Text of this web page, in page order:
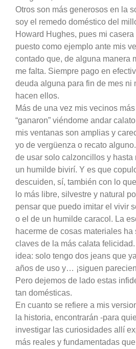
Otros son más generosos en la
soy el remedo doméstico del
Howard Hughes, pues mi
puesto como ejemplo ante mis
contado que, de alguna manera
me falta. Siempre pago en
deuda alguna para fin de mes ni
hacen ellos.
Más de una vez mis vecinos
“ganaron” viéndome andar
mis ventanas son amplias y
yo de vergüenza o recato
de usar solo calzoncillos y hasta
un humilde bivirí. Y es que
descuiden, sí, también con lo
lo más libre, silvestre y natural
pensar que puedo imitar el vivir
o el de un humilde caracol. La
hacerme de cosas materiales
claves de la más calata
idea: solo tengo dos jeans que
años de uso y… ¡siguen
Pero dejemos de lado estas
tan domésticas.
En cuanto se refiere a mis
la historia, encontrarán -para
investigar las curiosidades allí
más reales y fundamentadas